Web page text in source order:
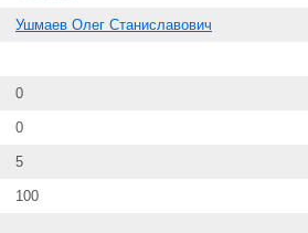
Ушмаев Олег Станиславович
0
0
5
100